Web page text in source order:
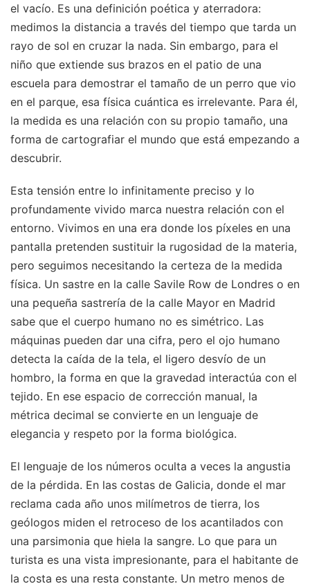
el vacío. Es una definición poética y aterradora:
medimos la distancia a través del tiempo que tarda un
rayo de sol en cruzar la nada. Sin embargo, para el
niño que extiende sus brazos en el patio de una
escuela para demostrar el tamaño de un perro que vio
en el parque, esa física cuántica es irrelevante. Para él,
la medida es una relación con su propio tamaño, una
forma de cartografiar el mundo que está empezando a
descubrir.
Esta tensión entre lo infinitamente preciso y lo
profundamente vivido marca nuestra relación con el
entorno. Vivimos en una era donde los píxeles en una
pantalla pretenden sustituir la rugosidad de la materia,
pero seguimos necesitando la certeza de la medida
física. Un sastre en la calle Savile Row de Londres o en
una pequeña sastrería de la calle Mayor en Madrid
sabe que el cuerpo humano no es simétrico. Las
máquinas pueden dar una cifra, pero el ojo humano
detecta la caída de la tela, el ligero desvío de un
hombro, la forma en que la gravedad interactúa con el
tejido. En ese espacio de corrección manual, la
métrica decimal se convierte en un lenguaje de
elegancia y respeto por la forma biológica.
El lenguaje de los números oculta a veces la angustia
de la pérdida. En las costas de Galicia, donde el mar
reclama cada año unos milímetros de tierra, los
geólogos miden el retroceso de los acantilados con
una parsimonia que hiela la sangre. Lo que para un
turista es una vista impresionante, para el habitante de
la costa es una resta constante. Un metro menos de